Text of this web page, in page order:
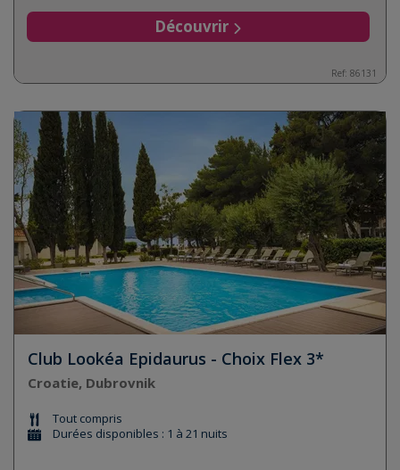
Découvrir
Ref: 86131
Club Lookéa Epidaurus - Choix Flex 3*
Croatie, Dubrovnik
Tout compris
Durées disponibles : 1 à 21 nuits